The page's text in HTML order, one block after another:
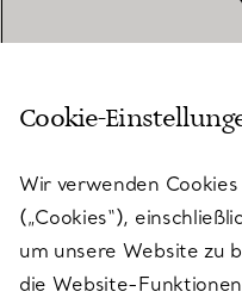
KUNDENSERVICE
SERVICES
Cookie-
Wir verwenden
(„Cookies“),
um unsere Website zu
die Website-